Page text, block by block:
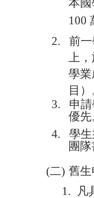
本
100
2.
前
上
學業
目）
3.
申
優先
4.
學
團隊
(二) 舊生
1.
凡